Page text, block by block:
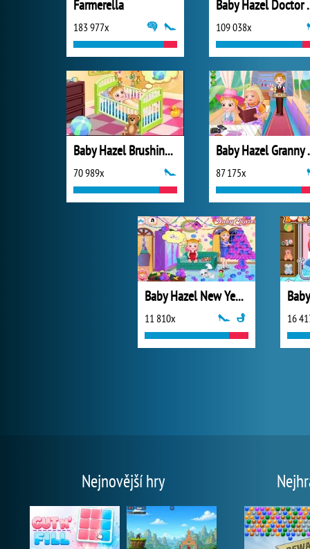
Farmerella
183 977x
Baby
109 038x
Baby Hazel Brushing Time
70 989x
Baby
87 175x
Baby Hazel New Year Party
11 810x 16
Nejnovější hry